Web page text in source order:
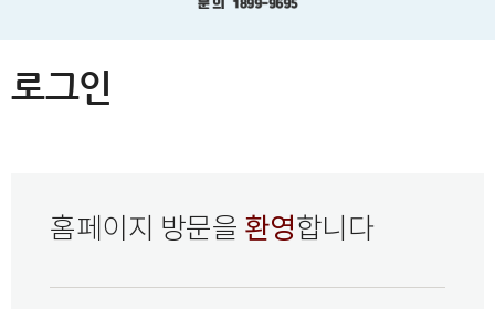
로그인
홈페이지 방문을 환영합니다